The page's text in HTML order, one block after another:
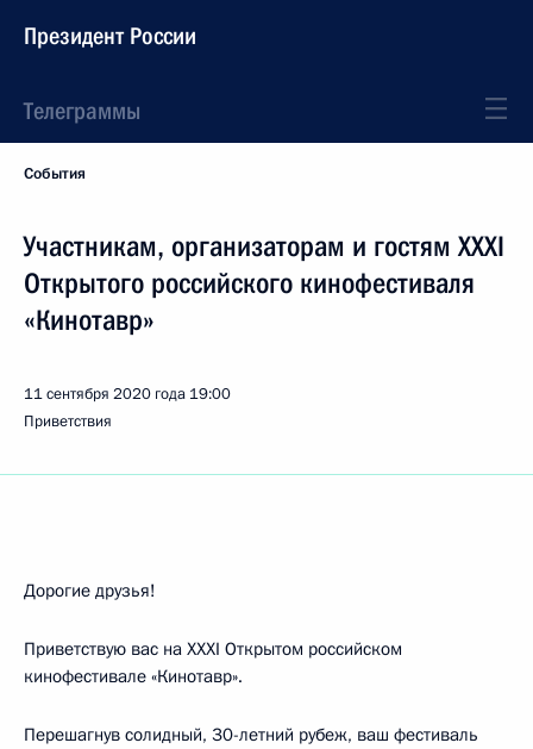
Президент России
Телеграммы
События
Участникам, организаторам и гостям XXXI
Открытого российского кинофестиваля
«Кинотавр»
11 сентября 2020 года 19:00
Приветствия
Дорогие друзья!
Приветствую вас на XXXI Открытом российском
кинофестивале «Кинотавр».
Перешагнув солидный, 30-летний рубеж, ваш фестиваль